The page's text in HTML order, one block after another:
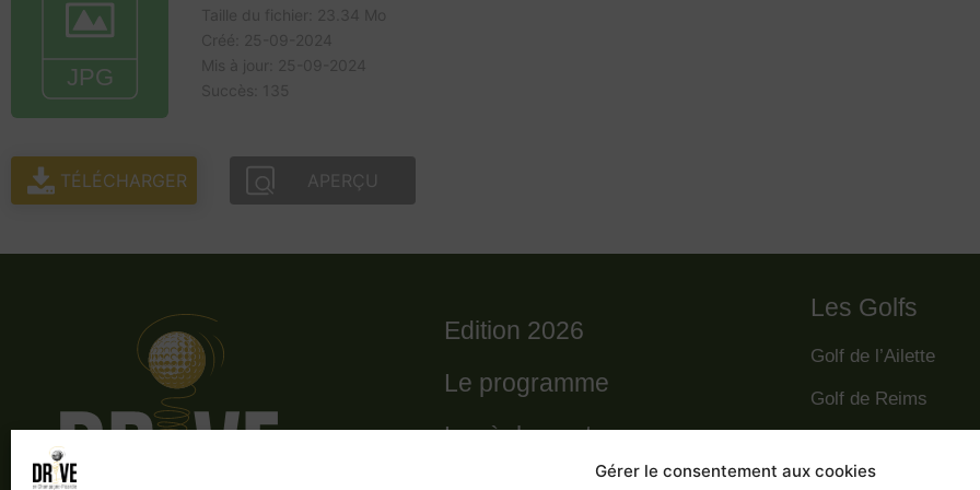
Gérer le consentement aux cookies
TÉLÉCHARGER APERÇU
Edition 2026
Le programme
Le règlement
Les Golfs
Golf de l’Ailette
Golf de Reims
Golf des Poursaudes